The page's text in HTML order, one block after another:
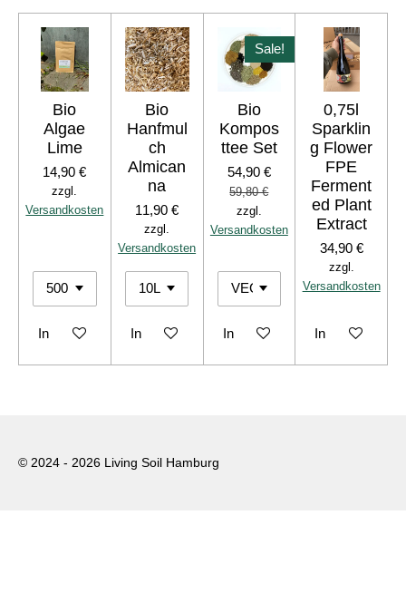
Bio
Algae
Lime
14,90 €
zzgl.
Versandkosten
In den Warenkorb
Bio
Hanfmul
ch
Almican
na
11,90 €
zzgl.
Versandkosten
In den Warenkorb
Sale!
Bio
Kompos
ttee Set
54,90 €
59,80 €
zzgl.
Versandkosten
In den Warenkorb
0,75l
Sparklin
g Flower
FPE
Ferment
ed Plant
Extract
34,90 €
zzgl.
Versandkosten
In den
© 2024 - 2026 Living Soil Hamburg